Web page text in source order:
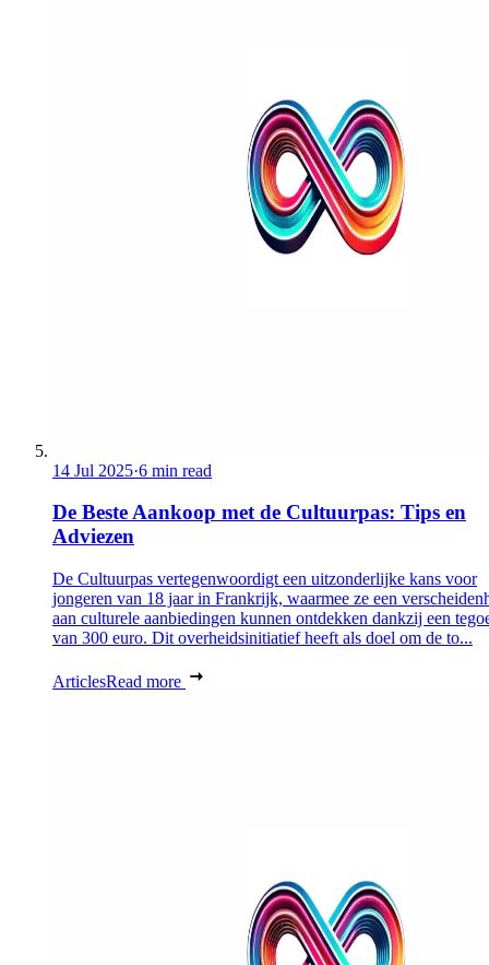
14 Jul 2025·6 min read
De Beste Aankoop met de Cultuurpas: Tips en
Adviezen
De Cultuurpas vertegenwoordigt een uitzonderlijke kans voor
jongeren van 18 jaar in Frankrijk, waarmee ze een
aan culturele aanbiedingen kunnen ontdekken dankzij een
van 300 euro. Dit overheidsinitiatief heeft als doel om de to...
ArticlesRead more